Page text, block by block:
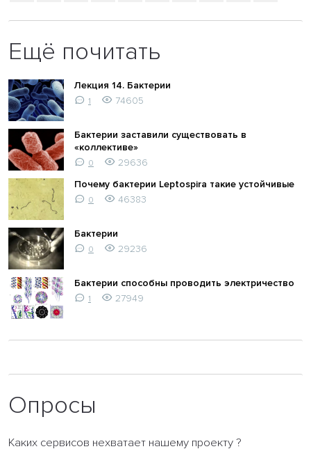
Ещё почитать
Лекция 14. Бактерии
1 74605
Бактерии заставили существовать в
«коллективе»
0
29636
Почему бактерии Leptospira такие устойчивые
0 46383
Бактерии
0 29236
Бактерии способны проводить электричество
1 27949
Опросы
Каких сервисов нехватает нашему проекту ?